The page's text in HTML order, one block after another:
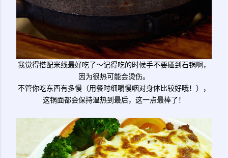
我觉得搭配米线最好吃了～记得吃的时候手不要碰到石锅啊，
因为很热可能会烫伤。
不管你吃东西有多慢（用餐时细嚼慢咽对身体比较好哦！），
这锅面都会保持温热到最后，这一点最棒了！